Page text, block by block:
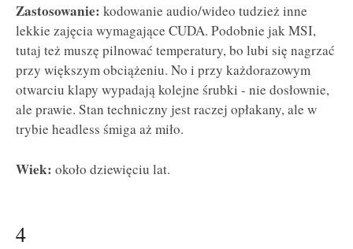
Zastosowanie: kodowanie audio/wideo tudzież inne
lekkie zajęcia wymagające CUDA. Podobnie jak MSI,
tutaj też muszę pilnować temperatury, bo lubi się nagrzać
przy większym obciążeniu. No i przy każdorazowym
otwarciu klapy wypadają kolejne śrubki - nie dosłownie,
ale prawie. Stan techniczny jest raczej opłakany, ale w
trybie headless śmiga aż miło.
Wiek: około dziewięciu lat.
4